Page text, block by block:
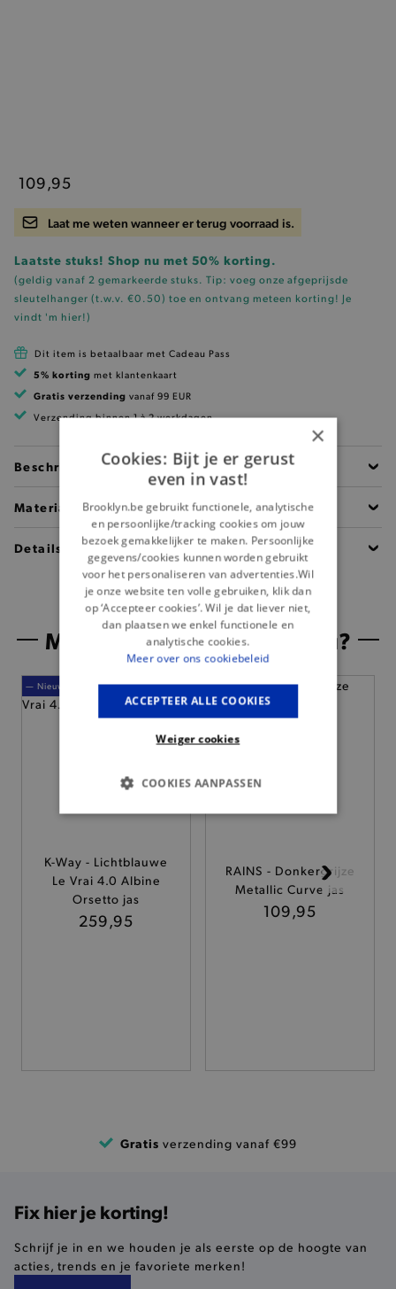
109,95
Laat me weten wanneer er terug voorraad is.
Laatste stuks! Shop nu met 50% korting.
(geldig vanaf 2 gemarkeerde stuks. Tip: voeg onze afgeprijsde
sleutelhanger (t.w.v. €0.50) toe en ontvang meteen korting! Je
vindt 'm hier!)
Dit item is betaalbaar met Cadeau Pass
5% korting met klantenkaart
Gratis verzending vanaf 99 EUR
Verzending binnen 1 à 2 werkdagen
Beschrijving
Materiaal
Details
Misschien is dit iets voor jou?
— Nieuw
K-Way - Lichtblauwe
Le Vrai 4.0 Albine
Orsetto jas
259,95
RAINS - Donkergrijze
Metallic Curve jas
109,95
Gratis verzending vanaf €99
Fix hier je korting!
Schrijf je in en we houden je als eerste op de hoogte van
acties, trends en je favoriete merken!
×
Cookies: Bijt je er gerust
even in vast!
Brooklyn.be gebruikt functionele, analytische
en persoonlijke/tracking cookies om jouw
bezoek gemakkelijker te maken. Persoonlijke
gegevens/cookies kunnen worden gebruikt
voor het personaliseren van advertenties.Wil
je onze website ten volle gebruiken, klik dan
op ‘Accepteer cookies’. Wil je dat liever niet,
dan plaatsen we enkel functionele en
analytische cookies.
Meer over ons cookiebeleid
ACCEPTEER ALLE COOKIES
Weiger cookies
COOKIES AANPASSEN
BASIS COOKIES
ANALYTISCHE
TARGETING
buikjes algemene bezoekersinformatie, maar
product-added-modal